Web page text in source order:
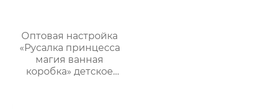
Оптовая настройка
«Русалка принцесса
магия ванная
коробка» детское